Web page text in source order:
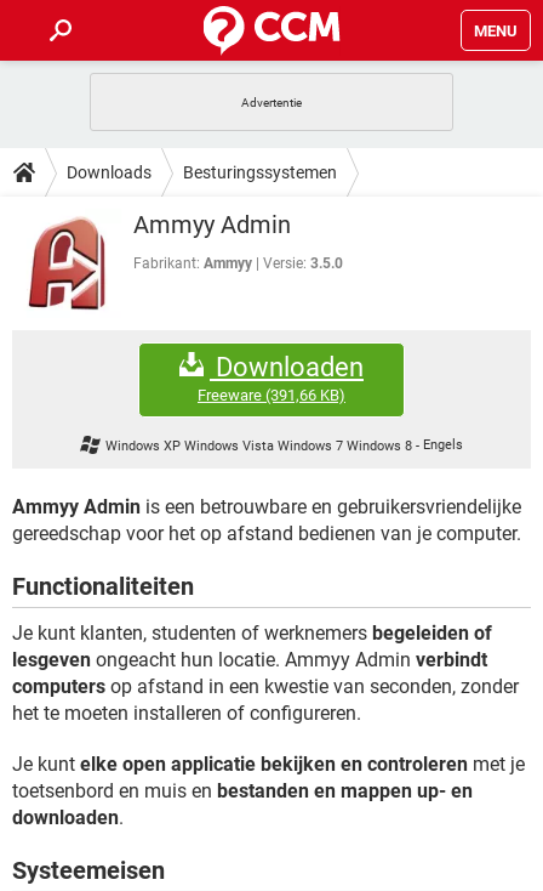
MENU
INSTAGRAM WINDOWS 10
NETFLIX
GRATIS SNAPCHAT
TIKTOK
HOW-TO
VIDEOBELLEN
INSTAGRAM
NETFLIX
DOWNLOADS
VIDEOBELLEN GAMES
INSTAGRAM
CORONAVIRUS
SNAPCHAT
FORUM
WINDOWS 10
CORONAVIRUS
SNAPCHAT
GAMES
GRATIS SNAPCHAT
Downloads Besturingssystemen
BesturingssystemenAmmyy Admin
Fabrikant: Ammyy Versie: 3.5.0
Downloaden
Freeware (391,66 KB)
Windows XP Windows Vista Windows 7 Windows 8 - Engels
Ammyy Admin is een betrouwbare en gebruikersvriendelijke
gereedschap voor het op afstand bedienen van je computer.
Functionaliteiten
Je kunt klanten, studenten of werknemers begeleiden of
lesgeven ongeacht hun locatie. Ammyy Admin verbindt
computers op afstand in een kwestie van seconden, zonder
het te moeten installeren of configureren.
Je kunt elke open applicatie bekijken en controleren met je
toetsenbord en muis en bestanden en mappen up- en
downloaden.
Systeemeisen